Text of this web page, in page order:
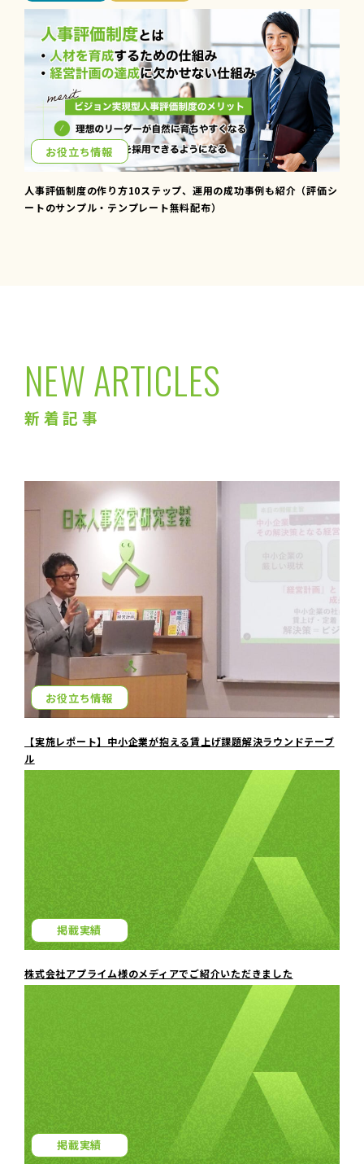
お役立ち情報
人事評価制度の作り方10ステップ、運用の成功事例も紹介（評価シ
ートのサンプル・テンプレート無料配布）
NEW ARTICLES
新着記事
お役立ち情報
【実施レポート】中小企業が抱える賃上げ課題解決ラウンドテーブ
ル
掲載実績
株式会社アプライム様のメディアでご紹介いただきました
掲載実績